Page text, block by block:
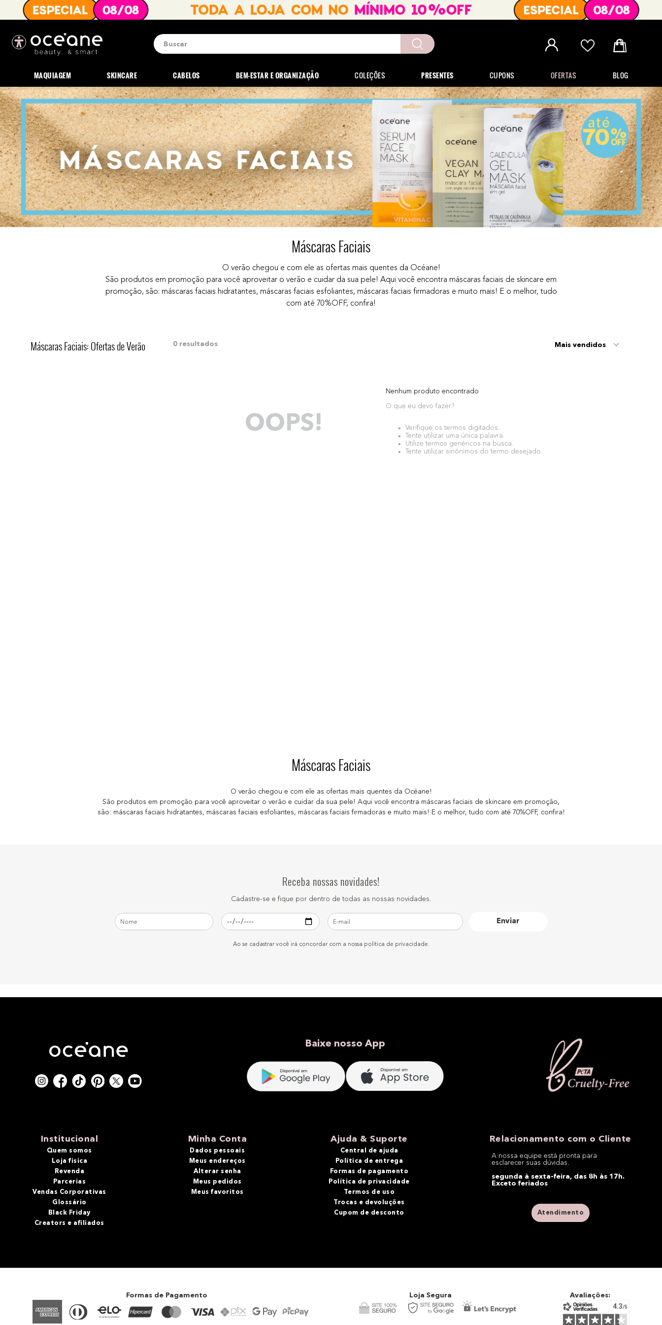
Buscar
MAQUIAGEM SKINCARE CABELOS BEM-ESTAR E ORGANIZAÇÃO COLEÇÕES PRESENTES CUPONS OFERTAS BLOG
Máscaras Faciais
O verão chegou e com ele as ofertas mais quentes da Océane!
São produtos em promoção para você aproveitar o verão e cuidar da sua pele! Aqui você encontra máscaras faciais de skincare em
promoção, são: máscaras faciais hidratantes, máscaras faciais esfoliantes, máscaras faciais firmadoras e muito mais! E o melhor, tudo
com até 70%OFF, confira!
Máscaras Faciais: Ofertas de Verão 0 Mais vendidos
OOPS!
Nenhum produto encontrado
O que eu devo fazer?
Verifique os termos digitados.
Tente utilizar uma única palavra.
Utilize termos genéricos na busca.
Tente utilizar sinônimos do termo desejado.
Máscaras Faciais
O verão chegou e com ele as ofertas mais quentes da Océane!
São produtos em promoção para você aproveitar o verão e cuidar da sua pele! Aqui você encontra máscaras faciais de skincare em promoção,
são: máscaras faciais hidratantes, máscaras faciais esfoliantes, máscaras faciais firmadoras e muito mais! E o melhor, tudo com até 70%OFF, confira!
Receba nossas novidades!
Cadastre-se e fique por dentro de todas as nossas novidades.
Enviar
Ao se cadastrar você irá concordar com a nossa política de privacidade.
Baixe nosso App
Institucional
Quem somos
Loja fisica
Revenda
Parcerias
Vendas Corporativas
Glossário
Black Friday
Creators e afiliados
Minha Conta
Dados pessoais
Meus endereços
Alterar senha
Meus pedidos
Meus favoritos
Ajuda & Suporte
Central de ajuda
Política de entrega
Formas de pagamento
Política de privacidade
Termos de uso
Trocas e devoluções
Cupom de desconto
Relacionamento com o Cliente
A nossa equipe está pronta para
esclarecer suas dúvidas.
segunda à sexta-feira, das 8h às 17h.
Exceto feriados
Atendimento
Formas de Pagamento Loja Segura Avaliações:
Termos mais buscados
3º
base
4º
mini
5º
contorno
6º
iluminador
7º
necessaire
8º
pó
9º
paleta
10º bronzer